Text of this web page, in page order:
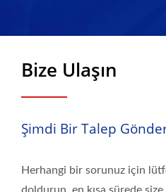
Köpük
Üreticisi | Nam
Bize Ulaşın
Şimdi Bir Talep
Herhangi bir sorunuz için